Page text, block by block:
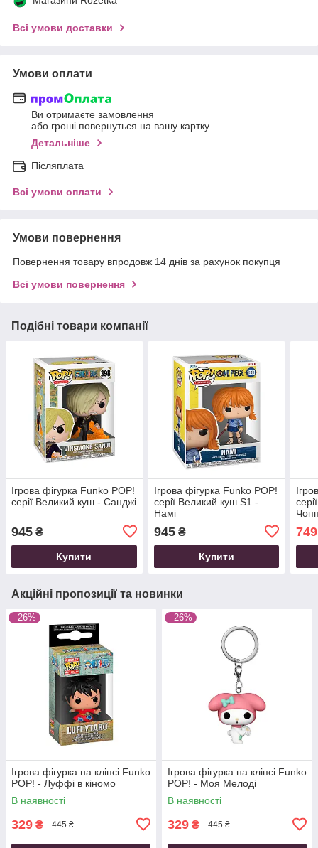
Всі умови доставки
Умови оплати
Ви отримаєте замовлення
або гроші повернуться на вашу картку
Детальніше
Післяплата
Всі умови оплати
Умови повернення
Повернення товару впродовж 14 днів за рахунок покупця
Всі умови повернення
Подібні товари компанії
Ігрова фігурка Funko POP!
cерії Великий куш - Санджі
945 ₴
Купити
Ігрова фігурка Funko POP!
серії Великий куш S1 -
Намі
945₴
Купити
749
Акційні пропозиції та новинки
–26%
Ігрова фігурка на кліпсі Funko
POP! - Луффі в кіномо
В наявності
329 ₴ 445 ₴
–26%
Ігрова фігурка на кліпсі Funko
POP! - Моя Мелоді
В наявності
329 ₴ 445 ₴